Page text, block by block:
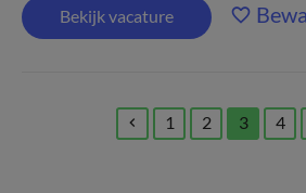
Bekijk vacature
1 2
3
(current)
4